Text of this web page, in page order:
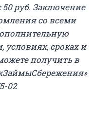
руб. Заключение
со всеми
сроках и
получить в
02